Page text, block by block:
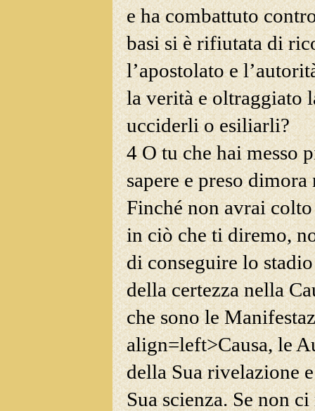
e ha combattuto
basi si è rifiutata di
l’apostolato e
la verità e oltraggiato
ucciderli o esiliarli?
4 O tu che hai messo
sapere e preso
Finché non avrai
in ciò che ti diremo,
di conseguire lo
della certezza nella
che sono le
align=left>Causa, le
della Sua rivelazione
Sua scienza. Se non